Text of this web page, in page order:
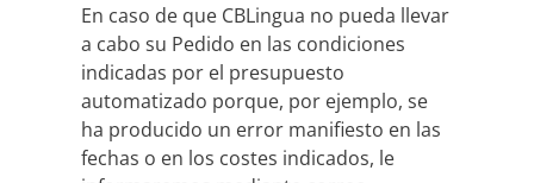
En caso de que CBLingua no pueda llevar
a cabo su Pedido en las condiciones
indicadas por el presupuesto
automatizado porque, por ejemplo, se
ha producido un error manifiesto en las
fechas o en los costes indicados, le